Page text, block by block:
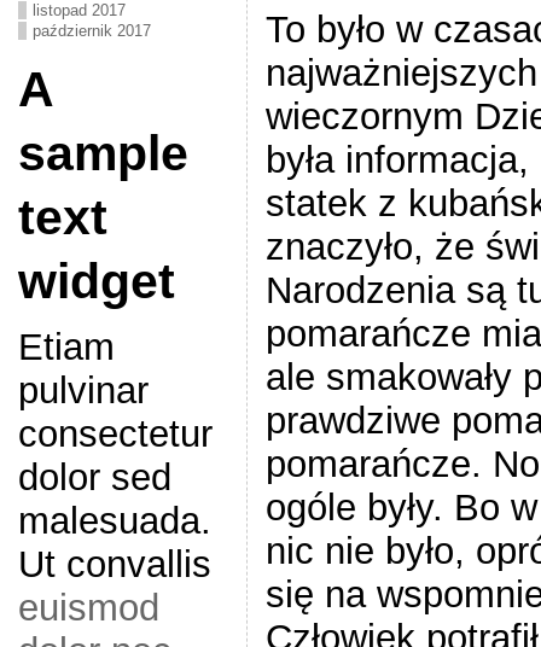
listopad 2017
październik 2017
A
sample
text
widget
Etiam
pulvinar
consectetur
dolor sed
malesuada.
Ut convallis
euismod
To było w
wieczornym
była
statek z
znaczyło, że
Narodzenia są
pomarańcze
ale smakowały
prawdziwe
pomarańcze.
ogóle były. Bo
nic nie było,
się na
Człowiek